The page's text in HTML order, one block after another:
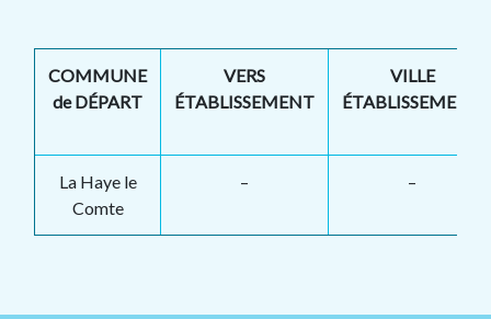
COMMUNE
de DÉPART
VERS
ÉTABLISSEMENT
VILLE
ÉTABLISSEMENT
La Haye le
Comte
– –